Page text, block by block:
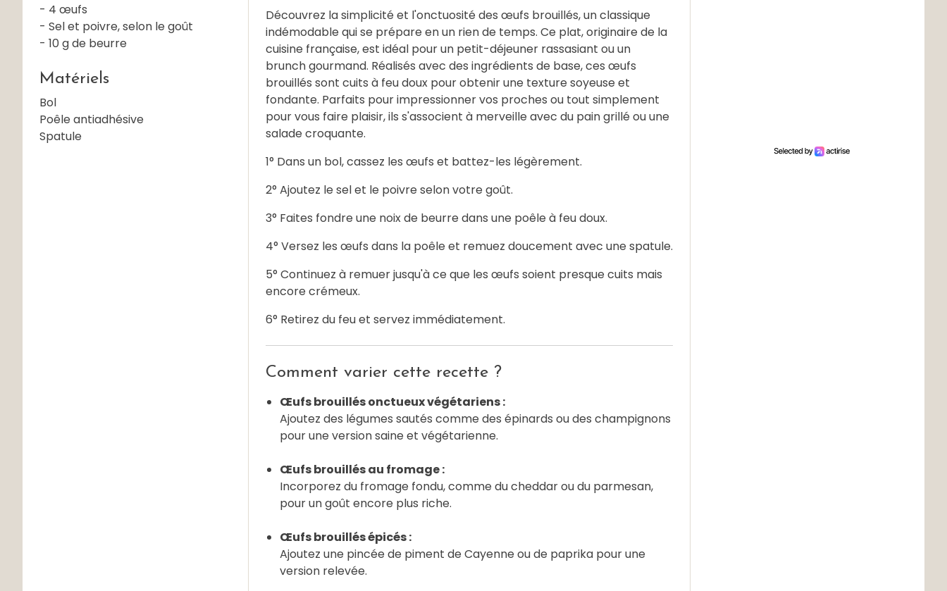
- 4 œufs
- Sel et poivre, selon le goût
- 10 g de beurre
Matériels
Bol
Poêle antiadhésive
Spatule
Découvrez la simplicité et l'onctuosité des œufs brouillés, un classique
indémodable qui se prépare en un rien de temps. Ce plat, originaire de la
cuisine française, est idéal pour un petit-déjeuner rassasiant ou un
brunch gourmand. Réalisés avec des ingrédients de base, ces œufs
brouillés sont cuits à feu doux pour obtenir une texture soyeuse et
fondante. Parfaits pour impressionner vos proches ou tout simplement
pour vous faire plaisir, ils s'associent à merveille avec du pain grillé ou une
salade croquante.
1° Dans un bol, cassez les œufs et battez-les légèrement.
2° Ajoutez le sel et le poivre selon votre goût.
3° Faites fondre une noix de beurre dans une poêle à feu doux.
4° Versez les œufs dans la poêle et remuez doucement avec une spatule.
5° Continuez à remuer jusqu'à ce que les œufs soient presque cuits mais
encore crémeux.
6° Retirez du feu et servez immédiatement.
Comment varier cette recette ?
Œufs brouillés onctueux végétariens :
Ajoutez des légumes sautés comme des épinards ou des champignons
pour une version saine et végétarienne.
Œufs brouillés au fromage :
Incorporez du fromage fondu, comme du cheddar ou du parmesan,
pour un goût encore plus riche.
Œufs brouillés épicés :
Ajoutez une pincée de piment de Cayenne ou de paprika pour une
version relevée.